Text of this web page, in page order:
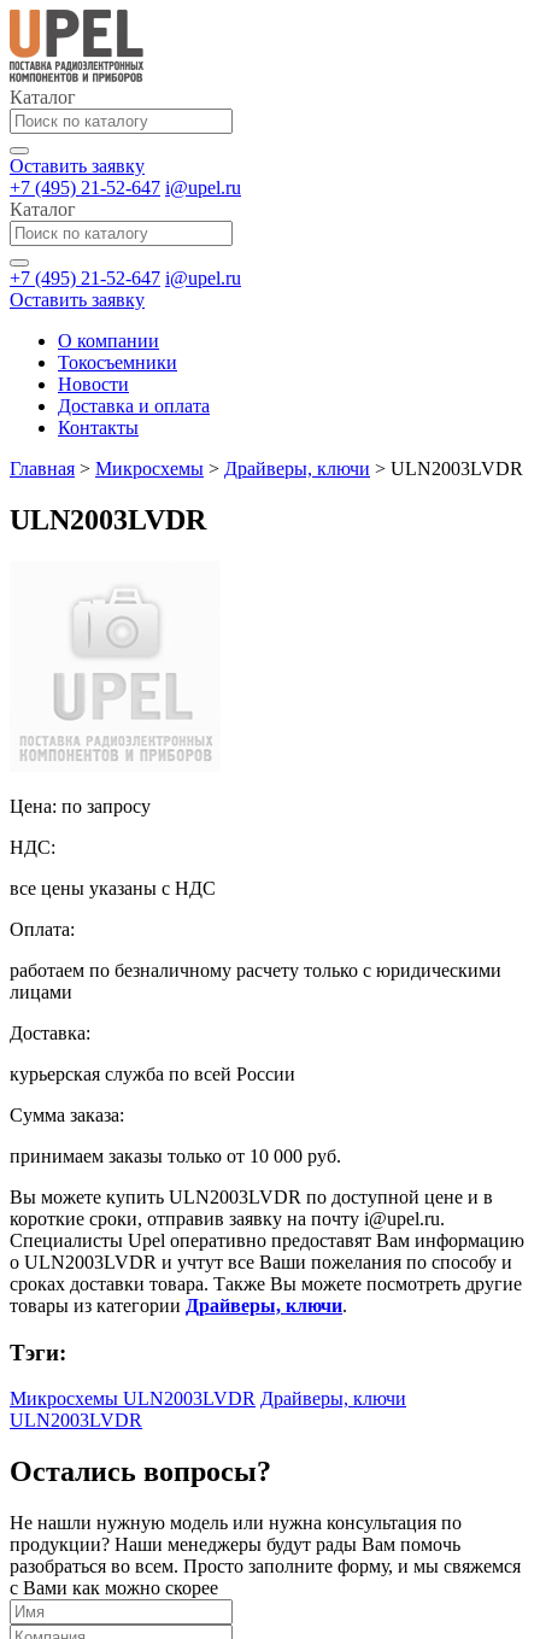
Каталог
Оставить заявку
+7 (495) 21-52-647 i@upel.ru
Каталог
+7 (495) 21-52-647 i@upel.ru
Оставить заявку
О компании
Токосъемники
Новости
Доставка и оплата
Контакты
Главная > Микросхемы > Драйверы, ключи > ULN2003LVDR
ULN2003LVDR
Цена: по запросу
НДС:
все цены указаны с НДС
Оплата:
работаем по безналичному расчету только с юридическими
лицами
Доставка:
курьерская служба по всей России
Сумма заказа:
принимаем заказы только от 10 000 руб.
Вы можете купить ULN2003LVDR по доступной цене и в
короткие сроки, отправив заявку на почту i@upel.ru.
Специалисты Upel оперативно предоставят Вам информацию
о ULN2003LVDR и учтут все Ваши пожелания по способу и
сроках доставки товара. Также Вы можете посмотреть другие
товары из категории Драйверы, ключи.
Тэги:
Микросхемы ULN2003LVDR Драйверы, ключи
ULN2003LVDR
Остались вопросы?
Не нашли нужную модель или нужна консультация по
продукции? Наши менеджеры будут рады Вам помочь
разобраться во всем. Просто заполните форму, и мы свяжемся
с Вами как можно скорее